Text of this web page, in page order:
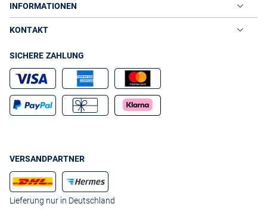
INFORMATIONEN
KONTAKT
SICHERE ZAHLUNG
VERSANDPARTNER
Lieferung nur in Deutschland